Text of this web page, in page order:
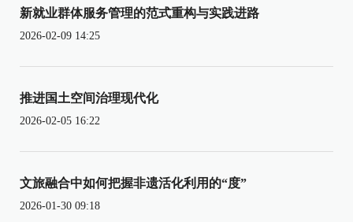
新就业群体服务管理的范式重构与实践进路
2026-02-09 14:25
推进国土空间治理现代化
2026-02-05 16:22
文旅融合中如何把握非遗活化利用的“度”
2026-01-30 09:18